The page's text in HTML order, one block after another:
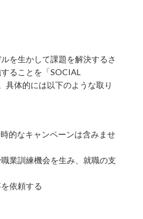
を生かして課題を解決するさ
ることを「SOCIAL
具体的には以下のような取り
的なキャンペーンは含みませ
業訓練機会を生み、就職の支
依頼する